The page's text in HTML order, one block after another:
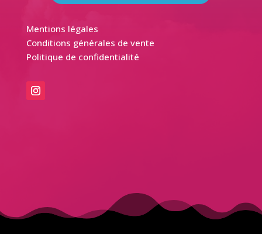
Mentions légales
Conditions générales de vente
Politique de confidentialité